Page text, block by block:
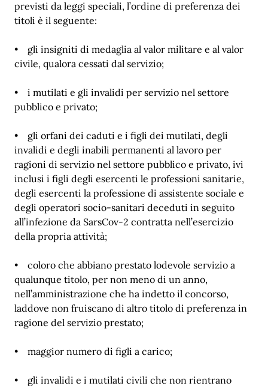
previsti da leggi speciali, l’ordine di preferenza dei
titoli è il seguente:
• gli insigniti di medaglia al valor militare e al valor
civile, qualora cessati dal servizio;
• i mutilati e gli invalidi per servizio nel settore
pubblico e privato;
• gli orfani dei caduti e i figli dei mutilati, degli
invalidi e degli inabili permanenti al lavoro per
ragioni di servizio nel settore pubblico e privato, ivi
inclusi i figli degli esercenti le professioni sanitarie,
degli esercenti la professione di assistente sociale e
degli operatori socio-sanitari deceduti in seguito
all’infezione da SarsCov-2 contratta nell’esercizio
della propria attività;
• coloro che abbiano prestato lodevole servizio a
qualunque titolo, per non meno di un anno,
nell’amministrazione che ha indetto il concorso,
laddove non fruiscano di altro titolo di preferenza in
ragione del servizio prestato;
• maggior numero di figli a carico;
• gli invalidi e i mutilati civili che non rientrano